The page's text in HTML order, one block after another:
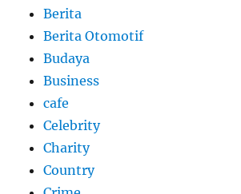
Berita
Berita Otomotif
Budaya
Business
cafe
Celebrity
Charity
Country